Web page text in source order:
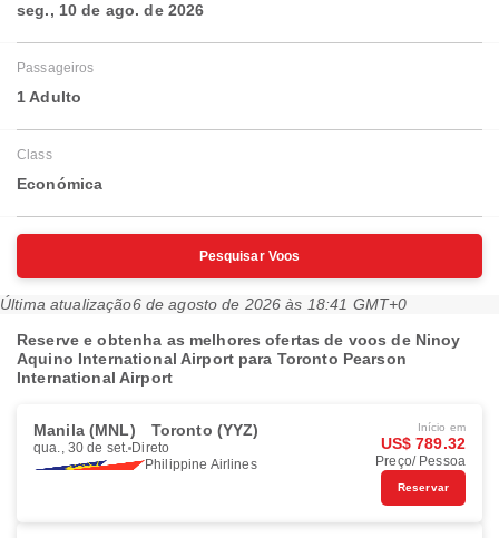
seg., 10 de ago. de 2026
Passageiros
1 Adulto
Class
Económica
Pesquisar Voos
Última atualização6 de agosto de 2026 às 18:41 GMT+0
Reserve e obtenha as melhores ofertas de voos de Ninoy
Aquino International Airport para Toronto Pearson
International Airport
Manila (MNL) Toronto (YYZ)
qua., 30 de set. Direto
Philippine Airlines
Início em
US$ 789.32
Preço/ Pessoa
Reservar